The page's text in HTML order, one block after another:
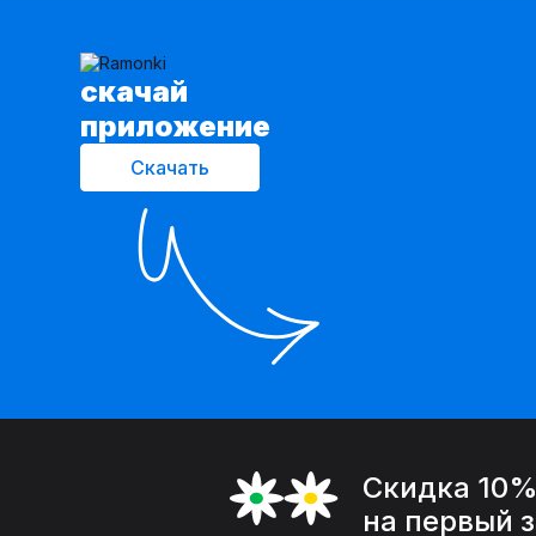
cкачай
приложение
Скачать
Скидка 10%
на первый